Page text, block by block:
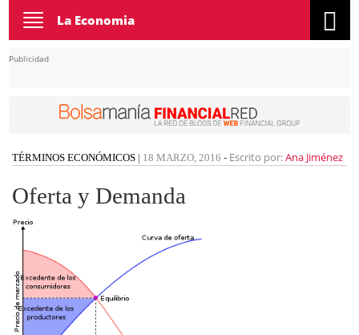
Toggle
navigation
La Economia
Publicidad
TÉRMINOS ECONÓMICOS | 18 MARZO, 2016 - Escrito por:Ana Jiménez
Oferta y Demanda